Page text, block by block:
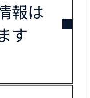
報は
す